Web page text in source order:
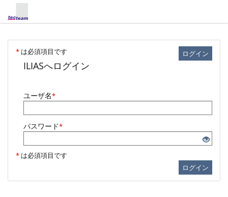
ログイン
* は必須項目です
ILIASへログイン
ユーザ名*
パスワード*
* は必須項目です
ログイン